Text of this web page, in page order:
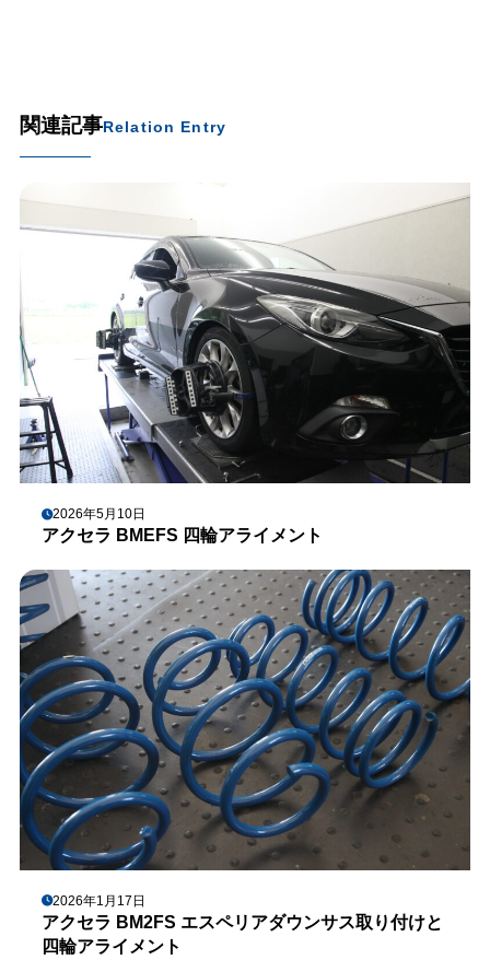
関連記事Relation Entry
2026年5月10日
アクセラ BMEFS 四輪アライメント
2026年1月17日
アクセラ BM2FS エスペリアダウンサス取り付けと
四輪アライメント